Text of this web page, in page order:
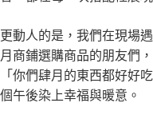
更動人的是，我們在現場
月商鋪選購商品的朋友們
「你們肆月的東西都好好
個午後染上幸福與暖意。